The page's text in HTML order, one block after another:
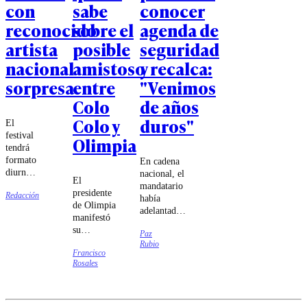
con
reconocido
artista
nacional
sorpresa
El
festival
tendrá
formato
diurno,
nueve
Redacción
sabe
sobre el
posible
amistoso
entre
Colo
Colo y
Olimpia
El
presidente
de Olimpia
manifestó
su
de
organizar
Francisco
Rosales
conocer
agenda de
seguridad
y recalca:
"Venimos
de años
duros"
En cadena
nacional, el
mandatario
había
adelantado
batería
legislativa.
idea
Paz
Rubio